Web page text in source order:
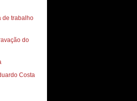
de trabalho
Costa